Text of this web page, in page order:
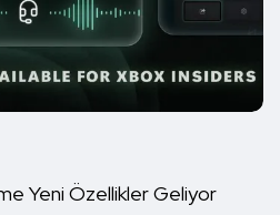
Yeni Özellikler Geliyor